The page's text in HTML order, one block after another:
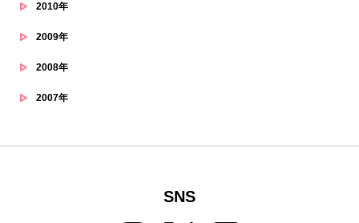
2010年
2009年
2008年
2007年
SNS